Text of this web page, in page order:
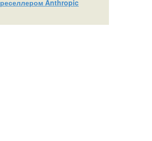
реселлером Anthropic